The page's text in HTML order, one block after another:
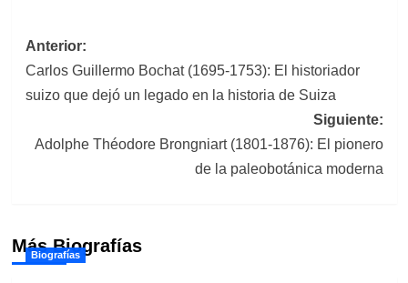
Navegación
de
entradas
Anterior:
Carlos Guillermo Bochat (1695-1753): El historiador
suizo que dejó un legado en la historia de Suiza
Siguiente:
Adolphe Théodore Brongniart (1801-1876): El pionero
de la paleobotánica moderna
Más Biografías
Biografías